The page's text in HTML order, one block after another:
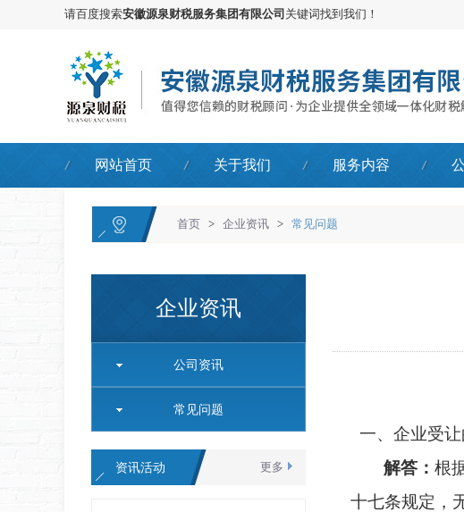
请百度搜索安徽源泉财税服务集团有限公司 关键词找到我们！
网站首页 关于我们 服务内容
首页 > 企业资讯 > 常见问题
企业资讯
公司资讯
常见问题
更多
资讯活动
一、 企业受
解答： 根
十七条规定，